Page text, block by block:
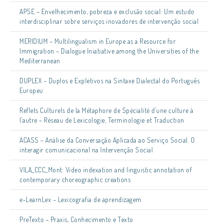
APSE – Envelhecimento, pobreza e exclusão social: Um estudo
interdisciplinar sobre serviços inovadores de intervenção social
MERIDIUM – Multilingualism in Europe as a Resource for
Immigration – Dialogue Iniatiative among the Universities of the
Mediterranean
DUPLEX – Duplos e Expletivos na Sintaxe Dialectal do Português
Europeu
Reflets Culturels de la Métaphore de Spécialité d’une culture à
l’autre – Réseau de Lexicologie, Terminologie et Traduction
ACASS – Análise da Conversação Aplicada ao Serviço Social. O
interagir comunicacional na Intervenção Social
VILA_CCC_Mont: Video indexation and linguistic annotation of
contemporary choreographic creations
e-LearnLex – Lexicografia de aprendizagem
PreTexto – Praxis, Conhecimento e Texto